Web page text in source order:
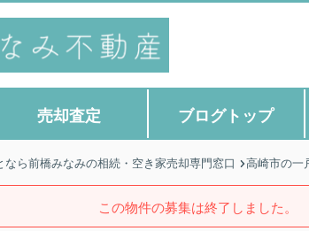
売却査定 ブログトップ
ら前橋みなみの相続・空き家売却専門窓口 高崎市の一
この物件の募集は終了しました。